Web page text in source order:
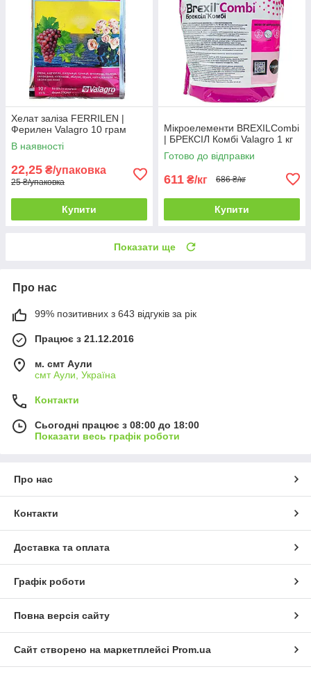
Хелат заліза FERRILEN |
Ферилен Valagro 10 грам
В наявності
22,25 ₴/упаковка
25 ₴/упаковка
Купити
Мікроелементи BREXILCombi
| БРЕКСІЛ Комбі Valagro 1 кг
Готово до відправки
611 ₴/кг 686 ₴/кг
Купити
Показати ще
Про нас
99% позитивних з 643 відгуків за рік
Працює з 21.12.2016
м. смт Аули
смт Аули, Україна
Контакти
Сьогодні працює з 08:00 до 18:00
Показати весь графік роботи
Про нас
Контакти
Доставка та оплата
Графік роботи
Повна версія сайту
Сайт створено на маркетплейсі Prom.ua